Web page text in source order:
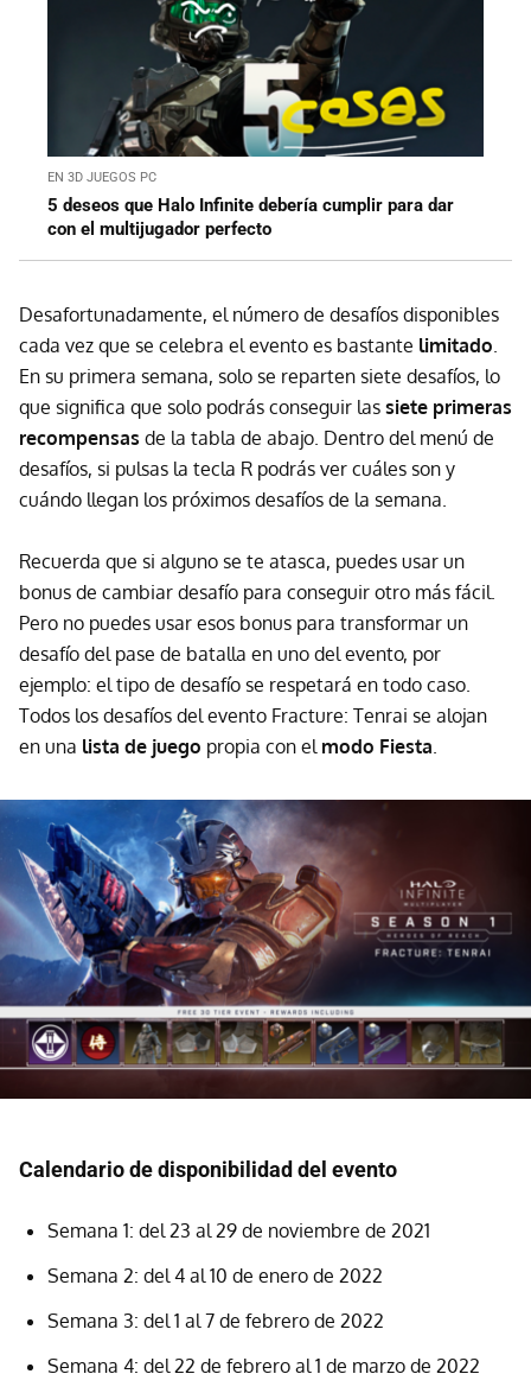
EN 3D JUEGOS PC
5 deseos que Halo Infinite debería cumplir para dar
con el multijugador perfecto
Desafortunadamente, el número de desafíos disponibles
cada vez que se celebra el evento es bastante limitado
En su primera semana, solo se reparten siete desafíos, lo
que significa que solo podrás conseguir las siete primeras
recompensas de la tabla de abajo. Dentro del menú de
desafíos, si pulsas la tecla R podrás ver cuáles son y
cuándo llegan los próximos desafíos de la semana.
Recuerda que si alguno se te atasca, puedes usar un
bonus de cambiar desafío para conseguir otro más fácil.
Pero no puedes usar esos bonus para transformar un
desafío del pase de batalla en uno del evento, por
ejemplo: el tipo de desafío se respetará en todo caso.
Todos los desafíos del evento Fracture: Tenrai se alojan
en una lista de juego propia con el modo Fiesta
Calendario de disponibilidad del evento
Semana 1: del 23 al 29 de noviembre de 2021
Semana 2: del 4 al 10 de enero de 2022
Semana 3: del 1 al 7 de febrero de 2022
Semana 4: del 22 de febrero al 1 de marzo de 2022